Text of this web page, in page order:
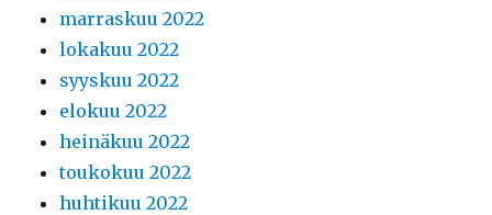
marraskuu 2022
lokakuu 2022
syyskuu 2022
elokuu 2022
heinäkuu 2022
toukokuu 2022
huhtikuu 2022